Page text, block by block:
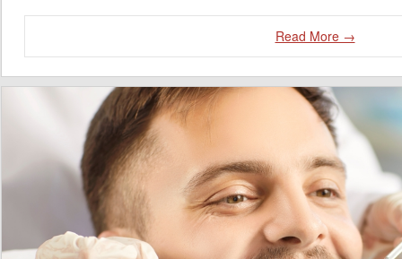
Read More →